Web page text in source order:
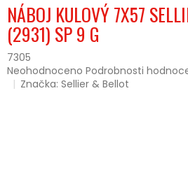
NÁBOJ KULOVÝ 7X57
(2931) SP 9 G
7305
Průměrné
hodnocení
Neohodnoceno Podrobnosti
Značka:Sellier & Bellot